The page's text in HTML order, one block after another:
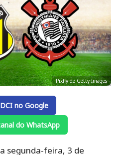
Pixfly de Getty Images
no Google
do WhatsApp
segunda-feira, 3 de